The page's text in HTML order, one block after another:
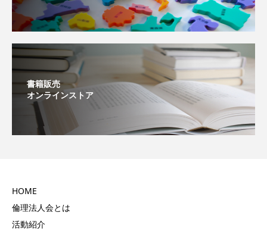
書籍販売
オンラインストア
HOME
倫理法人会とは
活動紹介